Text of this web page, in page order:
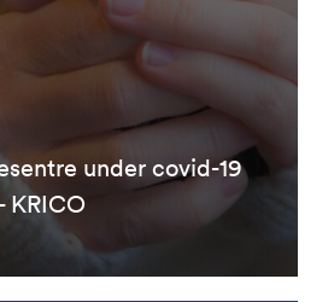
under covid-19
KRICO